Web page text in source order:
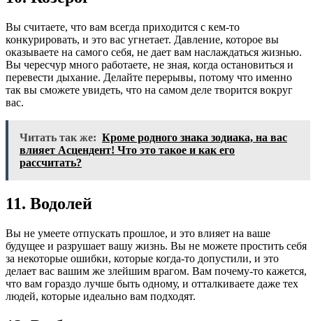
Вы считаете, что вам всегда приходится с кем-то
конкурировать, и это вас угнетает. Давление, которое вы
оказываете на самого себя, не дает вам наслаждаться жизнью.
Вы чересчур много работаете, не зная, когда остановиться и
перевести дыхание. Делайте перерывы, потому что именно
так вы сможете увидеть, что на самом деле творится вокруг
вас.
Читать так же: Кроме родного знака зодиака, на вас
влияет Асцендент! Что это такое и как его
рассчитать?
11. Водолей
Вы не умеете отпускать прошлое, и это влияет на ваше
будущее и разрушает вашу жизнь. Вы не можете простить себя
за некоторые ошибки, которые когда-то допустили, и это
делает вас вашим же злейшим врагом. Вам почему-то кажется,
что вам гораздо лучше быть одному, и отталкиваете даже тех
людей, которые идеально вам подходят.